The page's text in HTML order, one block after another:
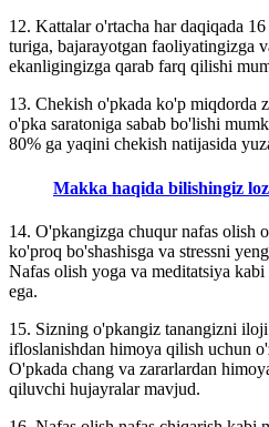
12. Kattalar o'rtacha har daqiqada
turiga, bajarayotgan faoliyatingizga
ekanligingizga qarab farq qilishi
13. Chekish o'pkada ko'p miqdorda
o'pka saratoniga sabab bo'lishi
80% ga yaqini chekish natijasida
Makka haqida bilishingiz
14. O'pkangizga chuqur nafas olish
ko'proq bo'shashisga va stressni
Nafas olish yoga va meditatsiya
ega.
15. Sizning o'pkangiz tanangizni
ifloslanishdan himoya qilish uchun
O'pkada chang va zararlardan
qiluvchi hujayralar mavjud.